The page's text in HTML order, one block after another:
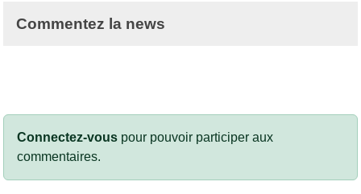
Commentez la news
Connectez-vous pour pouvoir participer aux
commentaires.